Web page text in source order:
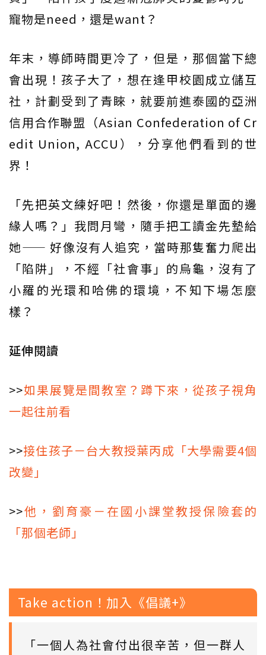
寵物是need，還是want？
年末，導師時間更冷了，但是，那個當下總
會出現！孩子大了，想在逢甲校園成立儲互
社，計劃受到了青睞，就要前進泰國的亞洲
信用合作聯盟（Asian Confederation of Cr
edit Union, ACCU），分享他們看到的世
界！
「先把英文練好吧！然後，你還是單面的邊
緣人嗎？」我問月彎，隨手把工讀金先墊給
她—— 好像沒有人追究，當時那隻奮力爬出
「陷阱」，不經「社會事」的烏龜，沒有了
小羅的光環和哈佛的環境，不知下場怎麼
樣？
延伸閱讀
>>如果展覽是間教室？蹲下來，從孩子視角
一起往前看
>>接住孩子－台大教授葉丙成「大學需要4個
改變」
>>他，劉育豪－在國小課堂教授保險套的
「那個老師」
Take action！加入《倡議+》
「一個人為社會付出很辛苦，但一群人